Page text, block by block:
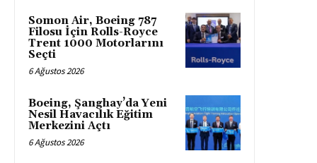
Somon Air, Boeing 787
Filosu İçin Rolls-Royce
Trent 1000 Motorlarını
Seçti
6 Ağustos 2026
Boeing, Şanghay’da Yeni
Nesil Havacılık Eğitim
Merkezini Açtı
6 Ağustos 2026